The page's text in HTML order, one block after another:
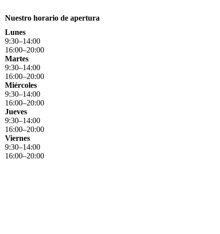
Nuestro horario de apertura
Lunes
9:30–14:00
16:00–20:00
Martes
9:30–14:00
16:00–20:00
Miércoles
9:30–14:00
16:00–20:00
Jueves
9:30–14:00
16:00–20:00
Viernes
9:30–14:00
16:00–20:00